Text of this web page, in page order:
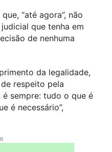
“até agora”, não
que tenha em
de nenhuma
da legalidade,
respeito pela
sempre: tudo o que é
é necessário”,